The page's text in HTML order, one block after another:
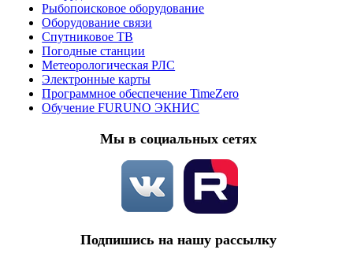
Рыбопоисковое оборудование
Оборудование связи
Спутниковое ТВ
Погодные станции
Метеорологическая РЛС
Электронные карты
Программное обеспечение TimeZero
Обучение FURUNO ЭКНИС
Мы в социальных сетях
Подпишись на нашу рассылку